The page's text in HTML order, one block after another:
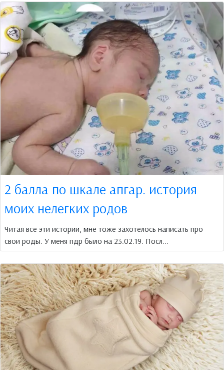
2 балла по шкале апгар. история
моих нелегких родов
Читая все эти истории, мне тоже захотелось написать про
свои роды. У меня пдр было на 23.02.19. Посл...